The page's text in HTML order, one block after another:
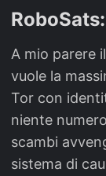
A mio parere
vuole la
Tor con
niente
scambi
sistema di